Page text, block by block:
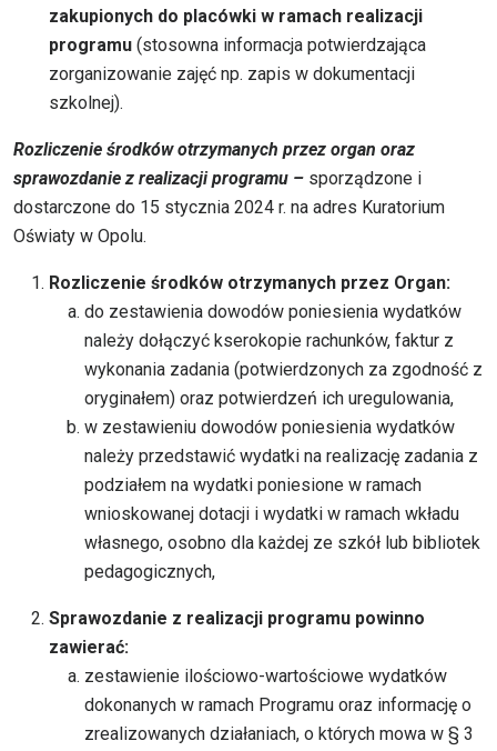
zakupionych do placówki w ramach realizacji
programu (stosowna informacja potwierdzająca
zorganizowanie zajęć np. zapis w dokumentacji
szkolnej).
Rozliczenie środków otrzymanych przez organ oraz
sprawozdanie z realizacji programu – sporządzone i
dostarczone do 15 stycznia 2024 r. na adres Kuratorium
Oświaty w Opolu.
Rozliczenie środków otrzymanych przez Organ:
do zestawienia dowodów poniesienia wydatków
należy dołączyć kserokopie rachunków, faktur z
wykonania zadania (potwierdzonych za zgodność z
oryginałem) oraz potwierdzeń ich uregulowania,
w zestawieniu dowodów poniesienia wydatków
należy przedstawić wydatki na realizację zadania z
podziałem na wydatki poniesione w ramach
wnioskowanej dotacji i wydatki w ramach wkładu
własnego, osobno dla każdej ze szkół lub bibliotek
pedagogicznych,
Sprawozdanie z realizacji programu powinno
zawierać:
zestawienie ilościowo-wartościowe wydatków
dokonanych w ramach Programu oraz informację o
zrealizowanych działaniach, o których mowa w § 3